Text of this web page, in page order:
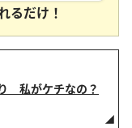
るだけ！
私がケチなの？